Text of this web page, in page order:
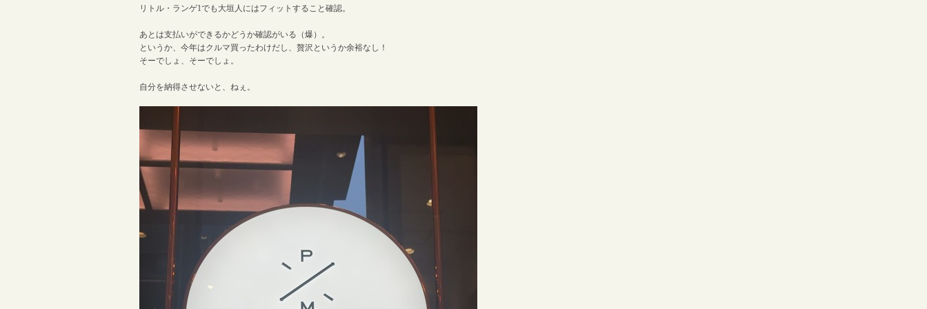
リトル・ランゲ1でも大垣人にはフィットすること確認。
あとは支払いができるかどうか確認がいる（爆）。
というか、今年はクルマ買ったわけだし、贅沢というか余裕なし！
そーでしょ、そーでしょ。
自分を納得させないと、ねぇ。